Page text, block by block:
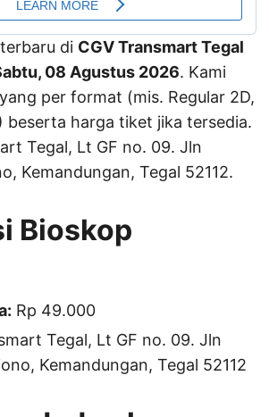
di CGV Transmart Tegal
08 Agustus 2026. Kami
per format (mis. Regular 2D,
beserta harga tiket jika tersedia.
Tegal, Lt GF no. 09. Jln
Kemandungan, Tegal 52112.
Bioskop
Rp 49.000
Tegal, Lt GF no. 09. Jln
Kemandungan, Tegal 52112